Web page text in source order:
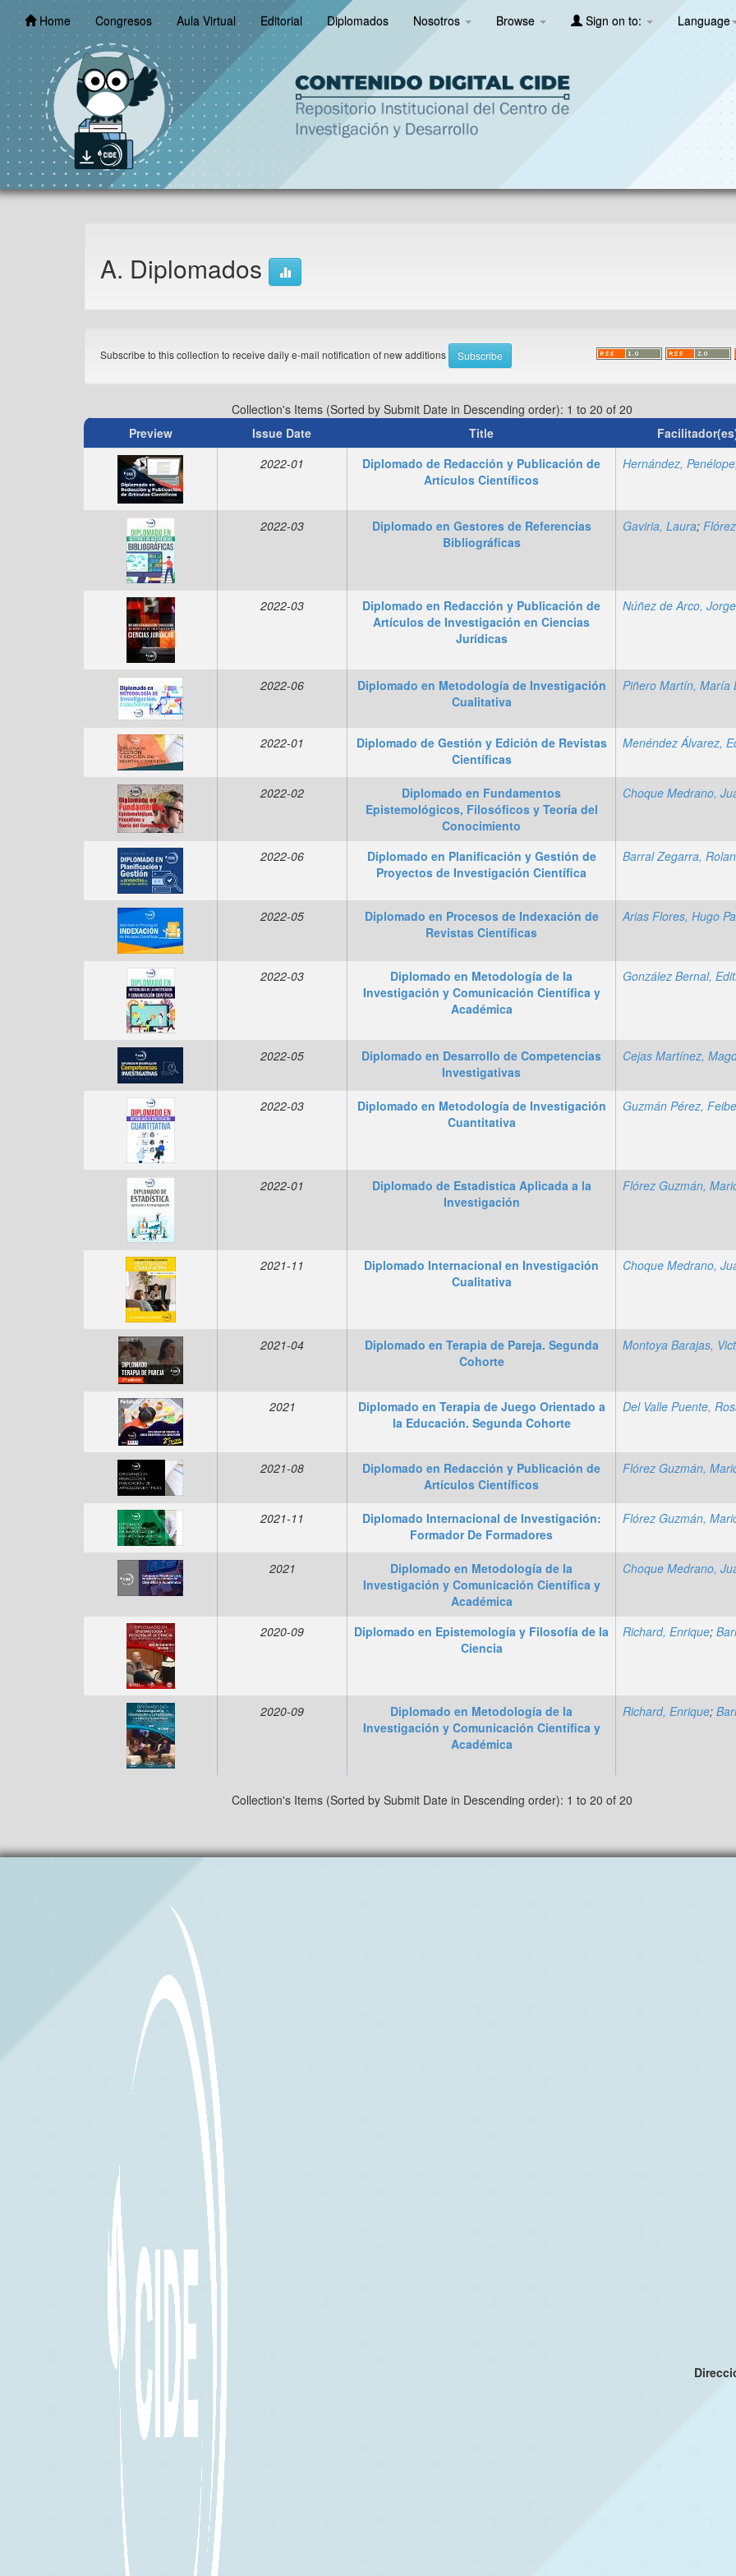
Skip
navigationHome Congresos Aula Virtual Editorial Diplomados Nosotros Browse Sign on to: Language
A. Diplomados
Subscribe to this collection to receive daily e-mail notification of new additions
Collection's Items (Sorted by Submit Date in Descending order): 1 to 20 of 20
Preview
Issue Date
Title
2022-01
Diplomado de Redacción y Publicación de
Artículos Científicos
Hernández, Penélope
2022-03
Diplomado en Gestores de Referencias
Bibliográficas
Gaviria, Laura;Flórez
2022-03
Diplomado en Redacción y Publicación de
Artículos de Investigación en Ciencias
Jurídicas
Núñez de Arco, Jorge
2022-06
Diplomado en Metodología de Investigación
Cualitativa
2022-01
Diplomado de Gestión y Edición de Revistas
Científicas
2022-02
Diplomado en Fundamentos
Epistemológicos, Filosóficos y Teoría del
Conocimiento
2022-06
Diplomado en Planificación y Gestión de
Proyectos de Investigación Científica
Barral Zegarra,
2022-05
Diplomado en Procesos de Indexación de
Revistas Científicas
2022-03
Diplomado en Metodología de la
Investigación y Comunicación Científica y
Académica
González Bernal,
2022-05
Diplomado en Desarrollo de Competencias
Investigativas
Cejas Martínez,
2022-03
Diplomado en Metodología de Investigación
Cuantitativa
2022-01
Diplomado de Estadistíca Aplicada a la
Investigación
2021-11
Diplomado Internacional en Investigación
Cualitativa
2021-04
Diplomado en Terapia de Pareja. Segunda
Cohorte
2021
Diplomado en Terapia de Juego Orientado a
la Educación. Segunda Cohorte
2021-08
Diplomado en Redacción y Publicación de
Artículos Científicos
2021-11
Diplomado Internacional de Investigación:
Formador De Formadores
2021
Diplomado en Metodología de la
Investigación y Comunicación Científica y
Académica
2020-09
Diplomado en Epistemología y Filosofía de la
Ciencia
Richard, Enrique;Barral
2020-09
Diplomado en Metodología de la
Investigación y Comunicación Científica y
Académica
Richard, Enrique;Barral
Collection's Items (Sorted by Submit Date in Descending order): 1 to 20 of 20